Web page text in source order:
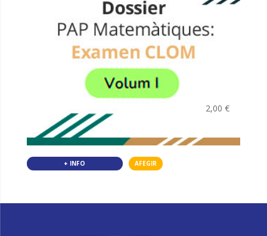
2,00€
+ INFO AFEGIR